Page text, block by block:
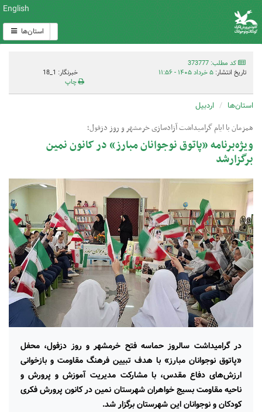
English
استان‌ها
کد مطلب: 373777
تاریخ انتشار: ۵ خرداد ۱۴۰۵ - ۱۱:۵۶
خبرنگار: 1_18
چاپ
استان‌ها اردبیل
همزمان با ایام گرامیداشت آزادسازی خرمشهر و روز دزفول؛
ویژه‌برنامه «پاتوق نوجوانان مبارز» در کانون نمین
برگزارشد
در گرامیداشت سالروز حماسه فتح خرمشهر و روز دزفول، محفل
«پاتوق نوجوانان مبارز» با هدف تبیین فرهنگ مقاومت و بازخوانی
ارزش‌های دفاع مقدس، با مشارکت مدیریت آموزش‌ و پرورش و
ناحیه مقاومت بسیج خواهران شهرستان نمین در کانون پرورش فکری
کودکان و نوجوانان این شهرستان برگزار شد.